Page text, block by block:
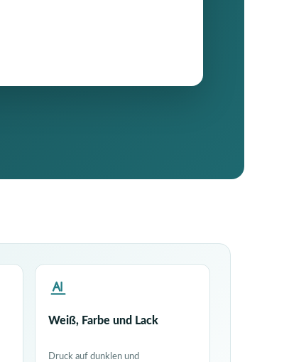
Weiß, Farbe und Lack
Druck auf dunklen und